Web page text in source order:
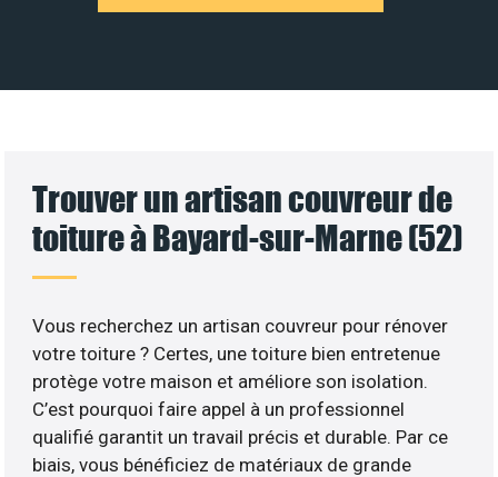
Trouver un artisan couvreur de
toiture à Bayard-sur-Marne (52)
Vous recherchez un artisan couvreur pour rénover
votre toiture ? Certes, une toiture bien entretenue
protège votre maison et améliore son isolation.
C’est pourquoi faire appel à un professionnel
qualifié garantit un travail précis et durable. Par ce
biais, vous bénéficiez de matériaux de grande